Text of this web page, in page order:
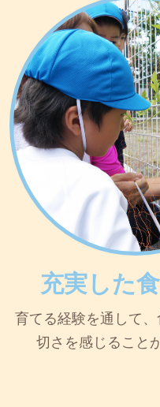
充実した
育てる経験を通して
切さを感じること